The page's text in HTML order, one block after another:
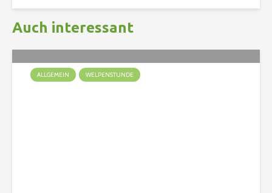
Auch interessant
ALLGEMEIN WELPENSTUNDE